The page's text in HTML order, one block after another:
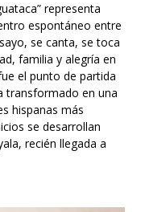
representa
espontáneo entre
se canta, se toca
familia y alegría en
el punto de partida
transformado en una
hispanas más
se desarrollan
recién llegada a